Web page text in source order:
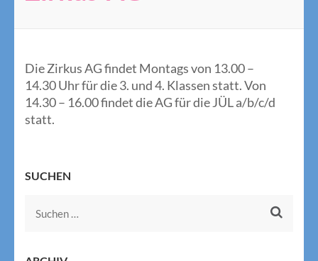
Die Zirkus AG findet Montags von 13.00 –
14.30 Uhr für die 3. und 4. Klassen statt. Von
14.30 – 16.00 findet die AG für die JÜL a/b/c/d
statt.
SUCHEN
Suchen